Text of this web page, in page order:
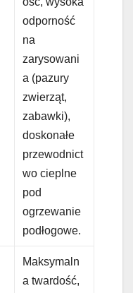
odporność
na
zarysowani
a (pazury
zwierząt,
zabawki),
doskonałe
przewodnict
wo cieplne
pod
ogrzewanie
podłogowe.
Maksymaln
a twardość,